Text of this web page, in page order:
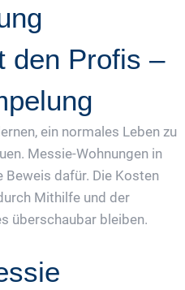
den Profis –
ein normales Leben zu
Messie-Wohnungen in
Beweis dafür. Die Kosten
Mithilfe und der
überschaubar bleiben.